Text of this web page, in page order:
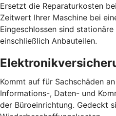
Ersetzt die Reparaturkosten
Zeitwert Ihrer Maschine bei
Eingeschlossen sind
einschließlich Anbauteilen.
Kommt auf für Sachschäden
Informations-, Daten- und
der Büroeinrichtung. Gedeckt